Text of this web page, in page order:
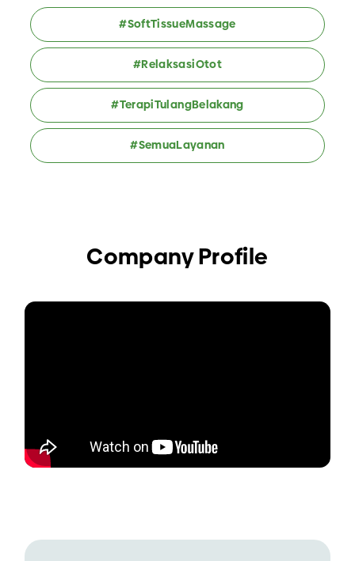
#SoftTissueMassage
#RelaksasiOtot
#TerapiTulangBelakang
#SemuaLayanan
Company Profile